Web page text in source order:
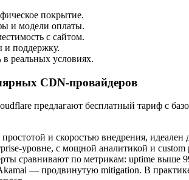
покрытие.
и модели оплаты.
с сайтом.
и поддержку.
в реальных условиях.
CDN-провайдеров
предлагают бесплатный тариф с
и скоростью внедрения,
уровне, с мощной аналитикой и
сравнивают по метрикам: uptime
— продвинутую mitigation. В